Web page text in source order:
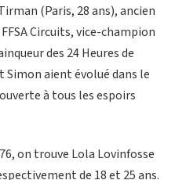
(Paris, 28 ans), ancien
Circuits, vice-champion
des 24 Heures de
Simon aient évolué dans le
à tous les espoirs
on trouve Lola Lovinfosse
de 18 et 25 ans.